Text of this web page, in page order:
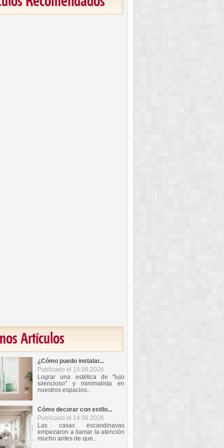
Artículos
¿Cómo puedo instalar...
Publicado el 15.06.2026
Lograr una estética de "lujo
silencioso" y minimalista en
nuestros espacios...
Cómo decorar con estilo...
Publicado el 14.06.2026
Las casas escandinavas
empezaron a llamar la atención
mucho antes de que...